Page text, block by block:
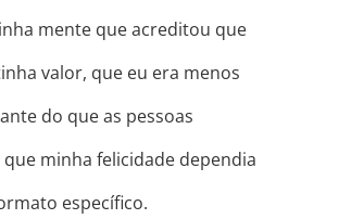
mente que acreditou que
valor, que eu era menos
do que as pessoas
que minha felicidade dependia
específico.